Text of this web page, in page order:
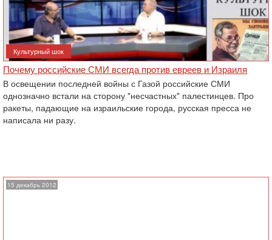
Культурный шок
Почему российские СМИ всегда против евреев и Израиля
В освещении последней войны с Газой российские СМИ
однозначно встали на сторону "несчастных" палестинцев. Про
ракеты, падающие на израильские города, русская пресса не
написала ни разу.
15 декабрь 2012